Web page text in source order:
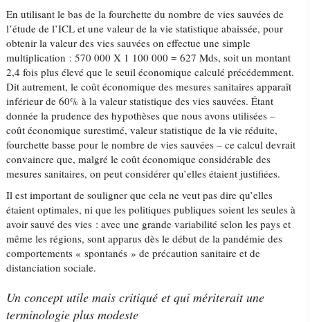
En utilisant le bas de la fourchette du nombre de vies sauvées de
l’étude de l’ICL et une valeur de la vie statistique abaissée, pour
obtenir la valeur des vies sauvées on effectue une simple
multiplication : 570 000 X 1 100 000 = 627 Mds, soit un montant
2,4 fois plus élevé que le seuil économique calculé précédemment.
Dit autrement, le coût économique des mesures sanitaires apparaît
inférieur de 60% à la valeur statistique des vies sauvées. Étant
donnée la prudence des hypothèses que nous avons utilisées –
coût économique surestimé, valeur statistique de la vie réduite,
fourchette basse pour le nombre de vies sauvées – ce calcul devrait
convaincre que, malgré le coût économique considérable des
mesures sanitaires, on peut considérer qu’elles étaient justifiées.
Il est important de souligner que cela ne veut pas dire qu’elles
étaient optimales, ni que les politiques publiques soient les seules à
avoir sauvé des vies : avec une grande variabilité selon les pays et
même les régions, sont apparus dès le début de la pandémie des
comportements « spontanés » de précaution sanitaire et de
distanciation sociale.
Un concept utile mais critiqué et qui mériterait une
terminologie plus modeste